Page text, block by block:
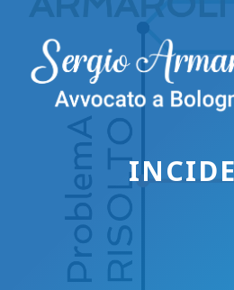
contenuto